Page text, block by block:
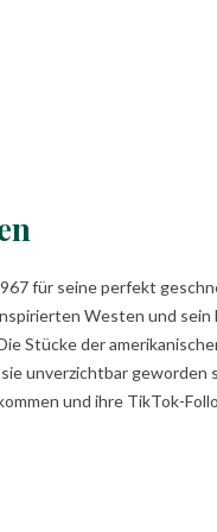
für seine perfekt
Westen und
Stücke der
unverzichtbar geworden
und ihre TikTok-